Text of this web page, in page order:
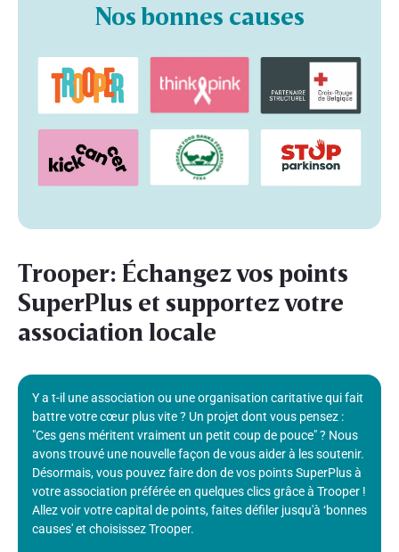
Nos bonnes causes
Trooper: Échangez vos points
SuperPlus et supportez votre
association locale
Y a t-il une association ou une organisation caritative qui fait
battre votre cœur plus vite ? Un projet dont vous pensez :
"Ces gens méritent vraiment un petit coup de pouce" ? Nous
avons trouvé une nouvelle façon de vous aider à les soutenir.
Désormais, vous pouvez faire don de vos points SuperPlus à
votre association préférée en quelques clics grâce à Trooper !
Allez voir votre capital de points, faites défiler jusqu'à ‘bonnes
causes' et choisissez Trooper.